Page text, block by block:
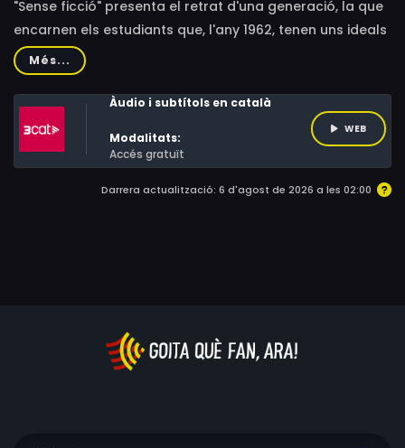
"Sense ficció" presenta el retrat d'una generació, la que
encarnen els estudiants que, l'any 1962, tenen uns ideals
democràtics que no casen amb la dictadura de Franco.
A partir del moviment estudiantil originat en solidaritat
amb els miners asturians que, llavors, estaven en vaga,
el documental escolta el testimoni dels estudiants, que
parlen de la repressió a la qual van ser sotmesos, i
sobre els quals plana l'ombra sinistra dels seus
torturadors: els germans Creix.
Més...
Àudio i subtítols en català
Modalitats:
Accés gratuït
WEB
Darrera actualització: 6 d'agost de 2026 a les 02:00